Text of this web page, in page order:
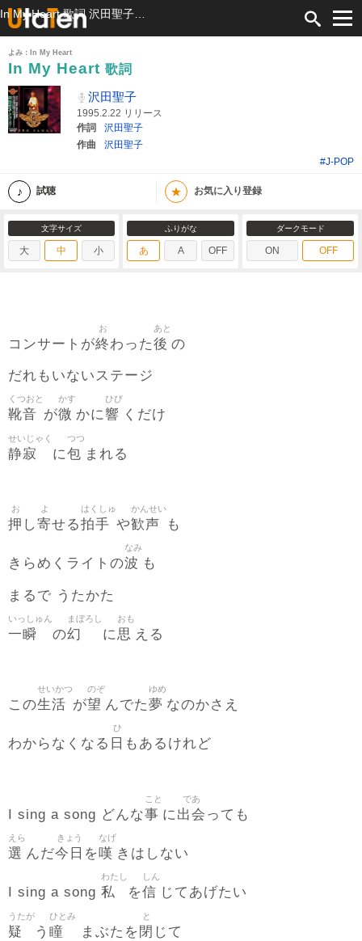
よみ：In My Heart
In My Heart 歌詞
沢田聖子
1995.2.22 リリース
作詞
沢田聖子
作曲
沢田聖子
#J-POP
試聴 ★ お気に入り登録
文字サイズ
大 中 小
ふりがな
あ A OFF
ダークモード
ON OFF
コンサートが終
お
わった後
あと
の
だれもいないステージ
靴音
くつおと
が微
かす
かに響
ひび
くだけ
静寂
せいじゃく
に包
つつ
まれる
押
お
し寄
よ
せる拍手
はくしゅ
や歓声
かんせい
も
きらめくライトの波
なみ
も
まるで うたかた
一瞬
いっしゅん
の幻
まぼろし
に思
おも
える
この生活
せいかつ
が望
のぞ
んでた夢
ゆめ
なのかさえ
わからなくなる 日
ひ
もあるけれど
I sing a song どんな事
こと
に出会
であ
っても
選
えら
んだ今日
きょう
を嘆
なげ
きはしない
I sing a song 私
わたし
を信
しん
じてあげたい
疑
うたが
う 瞳
ひとみ
まぶたを 閉
と
じて